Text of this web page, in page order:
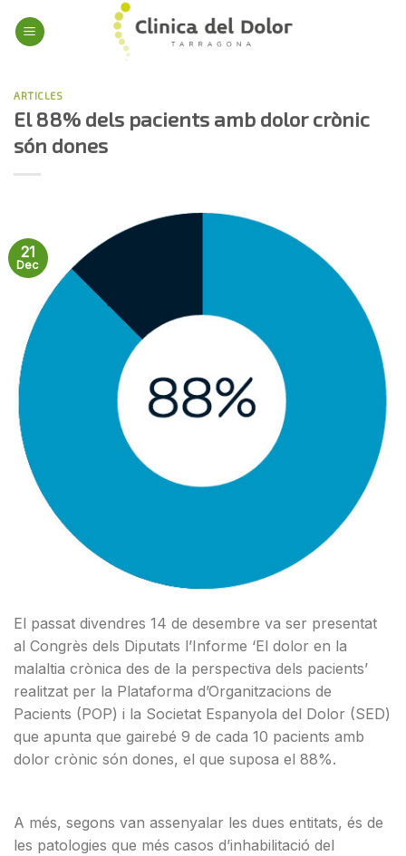
ARTICLES
El 88% dels pacients amb dolor crònic
són dones
21
Dec
El passat divendres 14 de desembre va ser presentat
al Congrès dels Diputats l’Informe ‘El dolor en la
malaltia crònica des de la perspectiva dels pacients’
realitzat per la Plataforma d’Organitzacions de
Pacients (POP) i la Societat Espanyola del Dolor (SED)
que apunta que gairebé 9 de cada 10 pacients amb
dolor crònic són dones, el que suposa el 88%.
A més, segons van assenyalar les dues entitats, és de
les patologies que més casos d’inhabilitació del